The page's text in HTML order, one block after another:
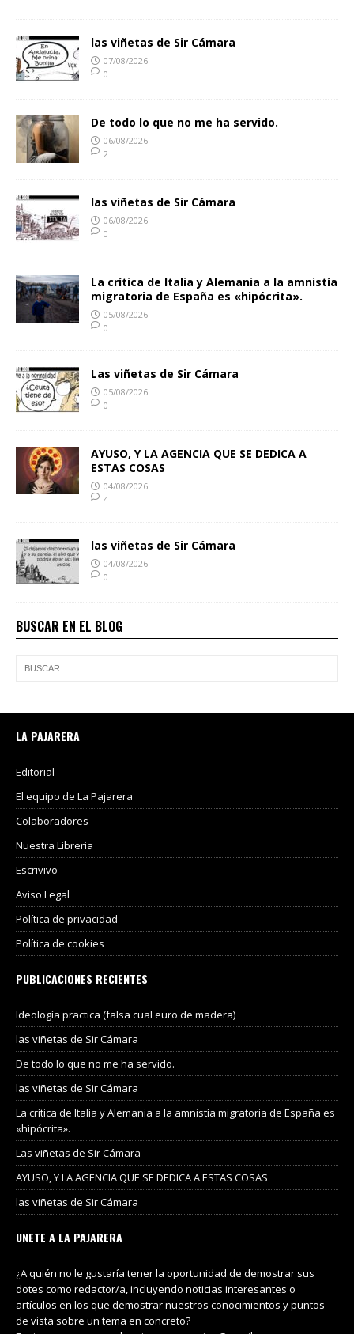
las viñetas de Sir Cámara
07/08/2026
0
De todo lo que no me ha servido.
06/08/2026
2
las viñetas de Sir Cámara
06/08/2026
0
La crítica de Italia y Alemania a la amnistía
migratoria de España es «hipócrita».
05/08/2026
0
Las viñetas de Sir Cámara
05/08/2026
0
AYUSO, Y LA AGENCIA QUE SE DEDICA A
ESTAS COSAS
04/08/2026
4
las viñetas de Sir Cámara
04/08/2026
0
BUSCAR EN EL BLOG
LA PAJARERA
Editorial
El equipo de La Pajarera
Colaboradores
Nuestra Libreria
Escrivivo
Aviso Legal
Política de privacidad
Política de cookies
PUBLICACIONES RECIENTES
Ideología practica (falsa cual euro de madera)
las viñetas de Sir Cámara
De todo lo que no me ha servido.
las viñetas de Sir Cámara
La crítica de Italia y Alemania a la amnistía migratoria de España es
«hipócrita».
Las viñetas de Sir Cámara
AYUSO, Y LA AGENCIA QUE SE DEDICA A ESTAS COSAS
las viñetas de Sir Cámara
UNETE A LA PAJARERA
¿A quién no le gustaría tener la oportunidad de demostrar sus
dotes como redactor/a, incluyendo noticias interesantes o
artículos en los que demostrar nuestros conocimientos y puntos
de vista sobre un tema en concreto?